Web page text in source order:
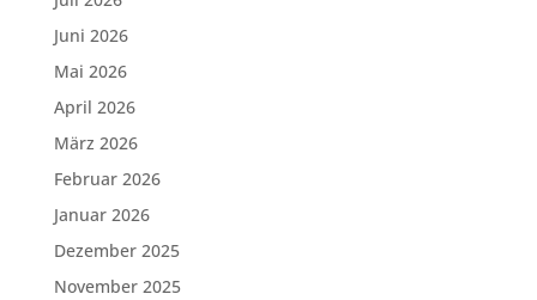
Juni 2026
Mai 2026
April 2026
März 2026
Februar 2026
Januar 2026
Dezember 2025
November 2025